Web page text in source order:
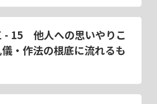
- 15 他人への思いやりこ
・作法の根底に流れるも